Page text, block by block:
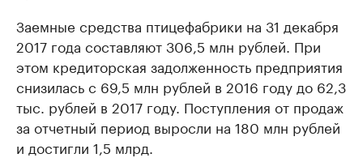
Заемные средства птицефабрики на 31 декабря
2017 года составляют 306,5 млн рублей. При
этом кредиторская задолженность предприятия
снизилась с 69,5 млн рублей в 2016 году до 62,3
тыс. рублей в 2017 году. Поступления от продаж
за отчетный период выросли на 180 млн рублей
и достигли 1,5 млрд.